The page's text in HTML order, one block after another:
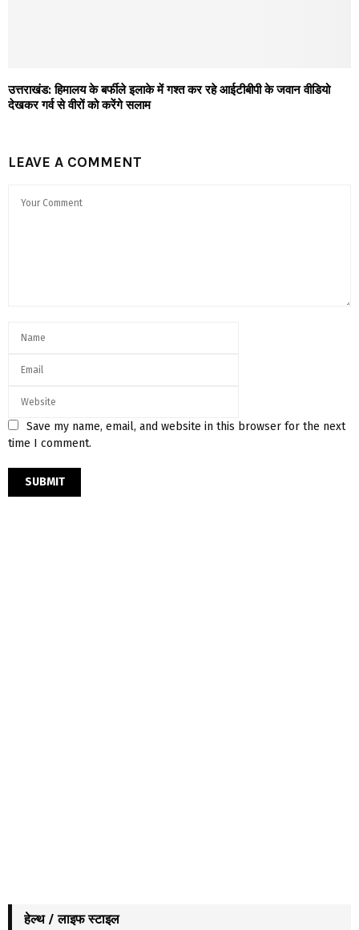
उत्तराखंड: हिमालय के बर्फीले इलाके में गश्त कर रहे आईटीबीपी के जवान वीडियो
देखकर गर्व से वीरों को करेंगे सलाम
LEAVE A COMMENT
Save my name, email, and website in this browser for the next
time I comment.
हेल्थ / लाइफ स्टाइल